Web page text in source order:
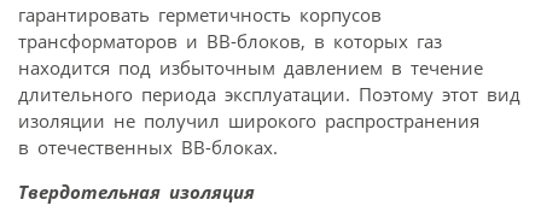
гарантировать герметичность корпусов
трансформаторов и ВВ-блоков, в которых газ
находится под избыточным давлением в течение
длительного периода эксплуатации. Поэтому этот вид
изоляции не получил широкого распространения
в отечественных ВВ-блоках.
Твердотельная изоляция